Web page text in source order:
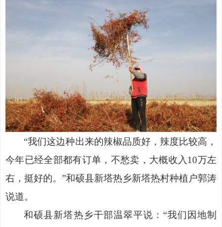
“我们这边种出来的辣椒品质好，辣度比较高，
今年已经全部都有订单，不愁卖，大概收入10万左
右，挺好的。”和硕县新塔热乡新塔热村种植户郭涛
说道。
和硕县新塔热乡干部温翠平说： “我们因地制